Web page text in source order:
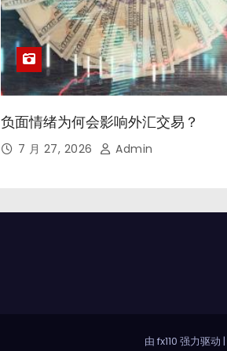
负面情绪为何会影响外汇交易？
7 月 27, 2026 Admin
由 fx110 强力驱动 |